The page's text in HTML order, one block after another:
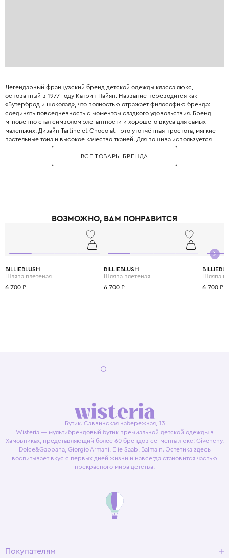
Легендарный французский бренд детской одежды класса люкс,
основанный в 1977 году Катрин Пайян. Название переводится как
«Бутерброд и шоколад», что полностью отражает философию бренда:
соединять повседневность с моментом сладкого удовольствия. Бренд
мгновенно стал символом элегантности и хорошего вкуса для самых
маленьких. Дизайн Tartine et Chocolat - это утончённая простота, мягкие
пастельные тона и высокое качество тканей. Для пошива используется
хлопок-пике, тонкая шерсть, кашемир, альпака и ангора, а также кружева
ручной работы. Особое место занимают церемониальные коллекции:
крестильные платья, костюмы для первого причастия и наряды на
et Chocolat, вы приобщаете своего ребёнка к истинной французской
которую передают по наследству и хранят как воспоминание о сладких
ВСЕ ТОВАРЫ БРЕНДА
ВОЗМОЖНО, ВАМ ПОНРАВИТСЯ
BILLIEBLUSH
Шляпа плетеная
6 700 ₽
BILLIEBLUSH
Шляпа плетеная
6 700 ₽
Шляпа
6 700 ₽
Бутик. Саввинская набережная, 13
Wisteria — мультибрендовый бутик премиальной детской одежды в
Хамовниках, представляющий более 60 брендов сегмента люкс: Givenchy,
Dolce&Gabbana, Giorgio Armani, Elie Saab, Balmain. Эстетика здесь
воспитывает вкус с первых дней жизни и навсегда становится частью
прекрасного мира детства.
Покупателям